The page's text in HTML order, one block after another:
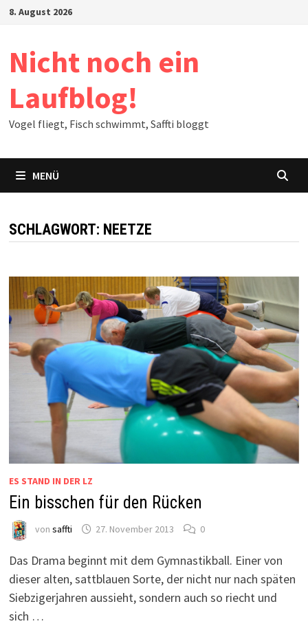
Zum8. August 2026
Nicht noch ein
Laufblog!
Vogel fliegt, Fisch schwimmt, Saffti bloggt
MENÜ
SCHLAGWORT: NEETZE
ES STAND IN DER LZ
Ein bisschen für den Rücken
von saffti 27. November 2013 0
Das Drama beginnt mit dem Gymnastikball. Einer von
dieser alten, sattblauen Sorte, der nicht nur nach späten
Siebzigerjahren aussieht, sondern auch so riecht und
sich …